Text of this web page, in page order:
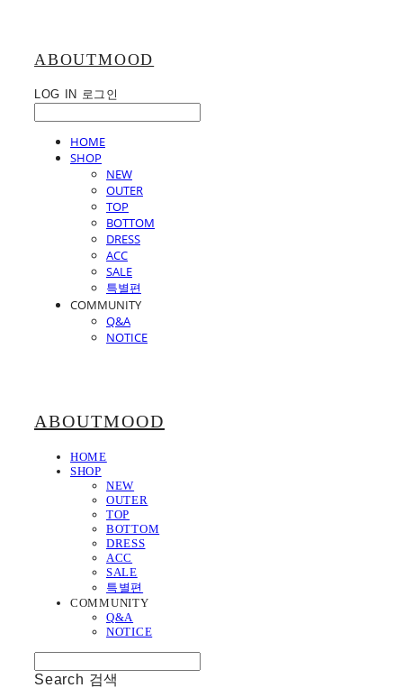
ABOUTMOOD
LOG IN 로그인
HOME
SHOP
NEW
OUTER
TOP
BOTTOM
DRESS
ACC
SALE
특별편
COMMUNITY
Q&A
NOTICE
ABOUTMOOD
HOME
SHOP
NEW
OUTER
TOP
BOTTOM
DRESS
ACC
SALE
특별편
COMMUNITY
Q&A
NOTICE
Search 검색